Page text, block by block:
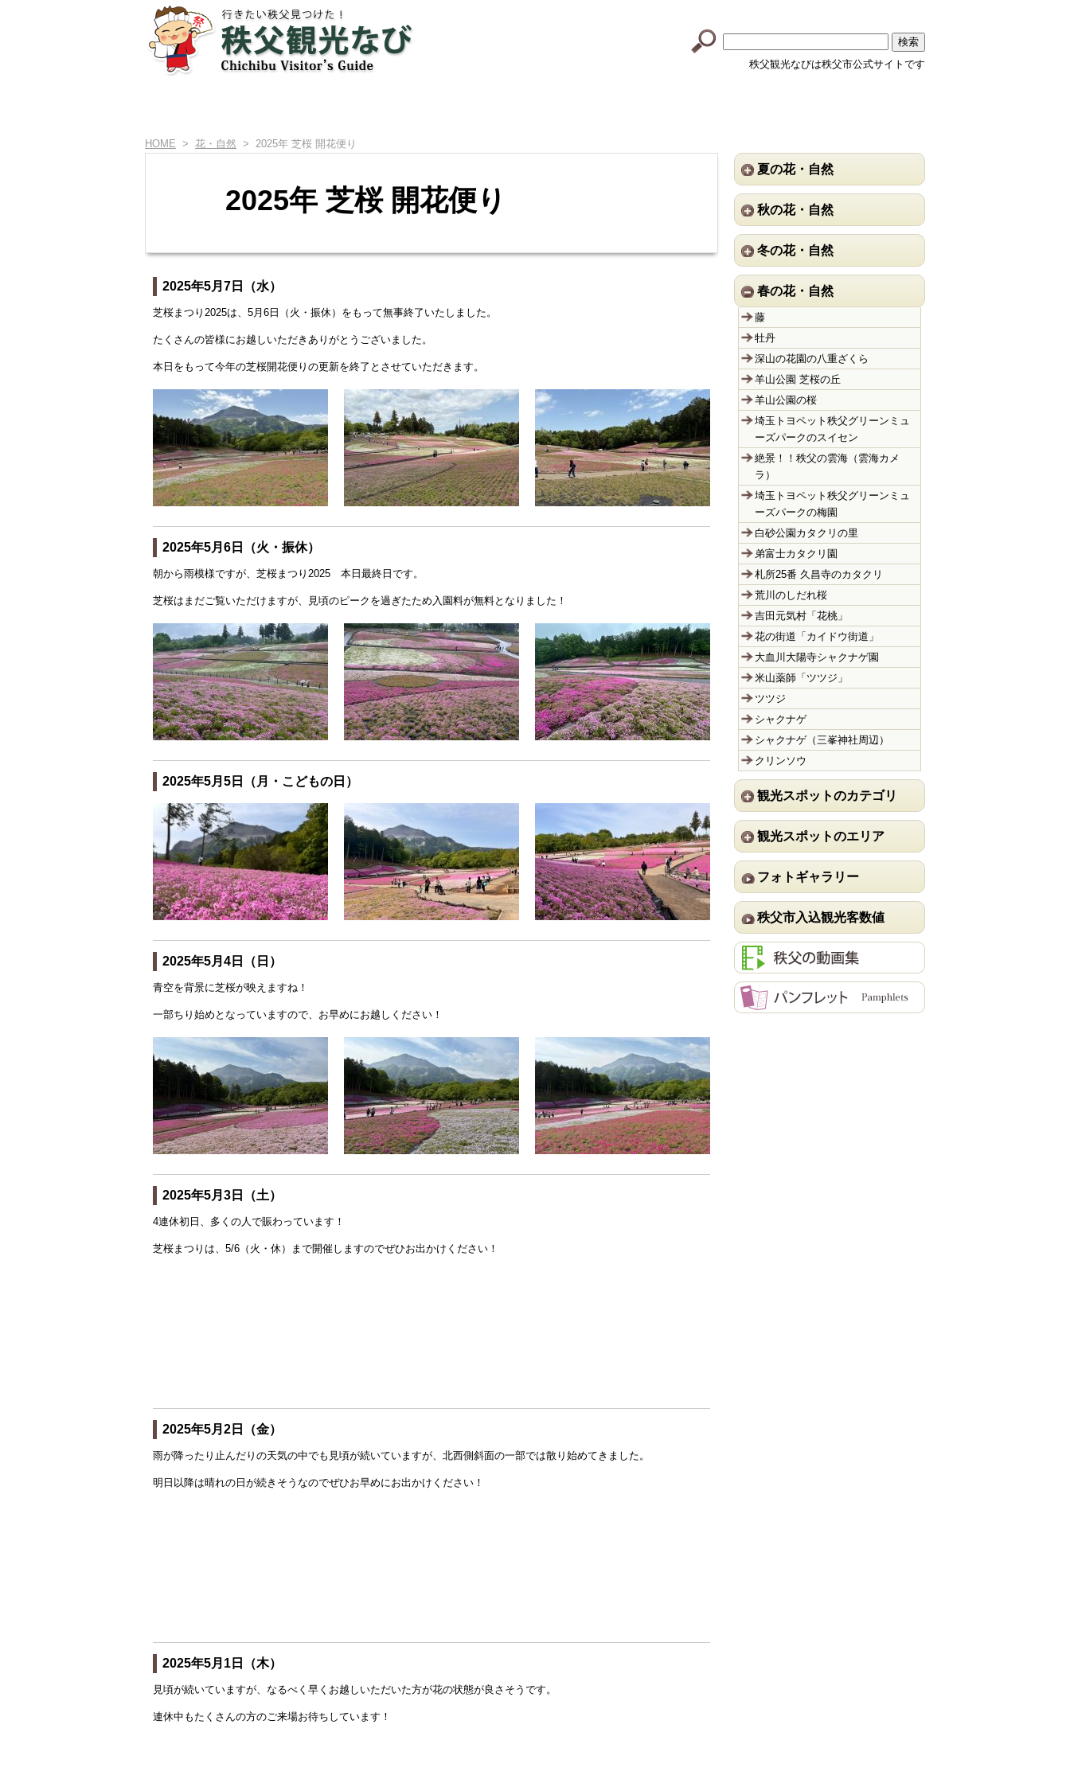
秩父観光なびは秩父市公式サイトです
HOME > 花・自然 > 2025年 芝桜 開花便り
2025年 芝桜 開花便り
2025年5月7日（水）
芝桜まつり2025は、5月6日（火・振休）をもって無事終了いたしました。
たくさんの皆様にお越しいただきありがとうございました。
本日をもって今年の芝桜開花便りの更新を終了とさせていただきます。
2025年5月6日（火・振休）
朝から雨模様ですが、芝桜まつり2025 本日最終日です。
芝桜はまだご覧いただけますが、見頃のピークを過ぎたため入園料が無料となりました！
2025年5月5日（月・こどもの日）
2025年5月4日（日）
青空を背景に芝桜が映えますね！
一部ちり始めとなっていますので、お早めにお越しください！
2025年5月3日（土）
4連休初日、多くの人で賑わっています！
芝桜まつりは、5/6（火・休）まで開催しますのでぜひお出かけください！
2025年5月2日（金）
雨が降ったり止んだりの天気の中でも見頃が続いていますが、北西側斜面の一部では散り始めてきました。
明日以降は晴れの日が続きそうなのでぜひお早めにお出かけください！
2025年5月1日（木）
見頃が続いていますが、なるべく早くお越しいただいた方が花の状態が良さそうです。
連休中もたくさんの方のご来場お待ちしています！
夏の花・自然
秋の花・自然
冬の花・自然
春の花・自然
藤
牡丹
深山の花園の八重ざくら
羊山公園 芝桜の丘
羊山公園の桜
埼玉トヨペット秩父グリーンミュ
ーズパークのスイセン
絶景！！秩父の雲海（雲海カメ
ラ）
埼玉トヨペット秩父グリーンミュ
ーズパークの梅園
白砂公園カタクリの里
弟富士カタクリ園
札所25番 久昌寺のカタクリ
荒川のしだれ桜
吉田元気村「花桃」
花の街道「カイドウ街道」
大血川大陽寺シャクナゲ園
米山薬師「ツツジ」
ツツジ
シャクナゲ
シャクナゲ（三峯神社周辺）
クリンソウ
観光スポットのカテゴリ
観光スポットのエリア
フォトギャラリー
秩父市入込観光客数値